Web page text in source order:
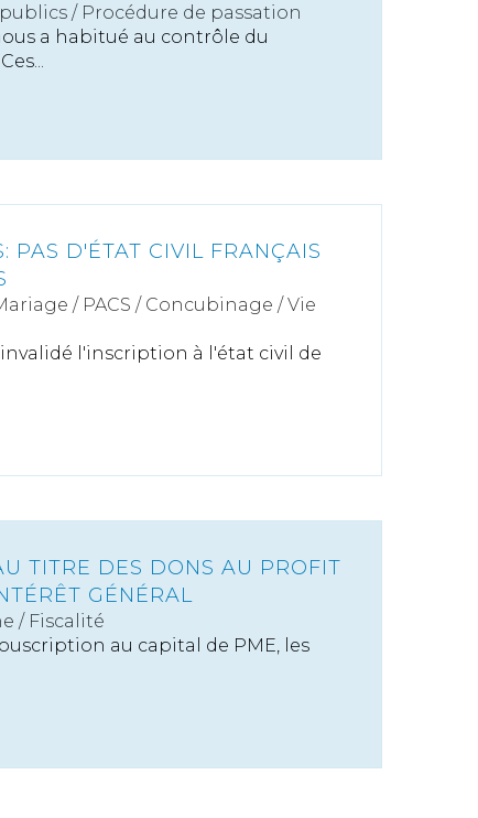
/ Procédure de passation
a habitué au contrôle du
PAS D'ÉTAT CIVIL FRANÇAIS
/ PACS / Concubinage / Vie
invalidé l'inscription à l'état civil de
TITRE DES DONS AU PROFIT
GÉNÉRAL
/ Fiscalité
au capital de PME, les